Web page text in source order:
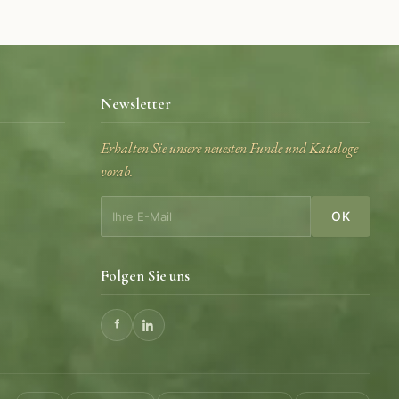
Newsletter
Erhalten Sie unsere neuesten Funde und Kataloge
vorab.
OK
Folgen Sie uns